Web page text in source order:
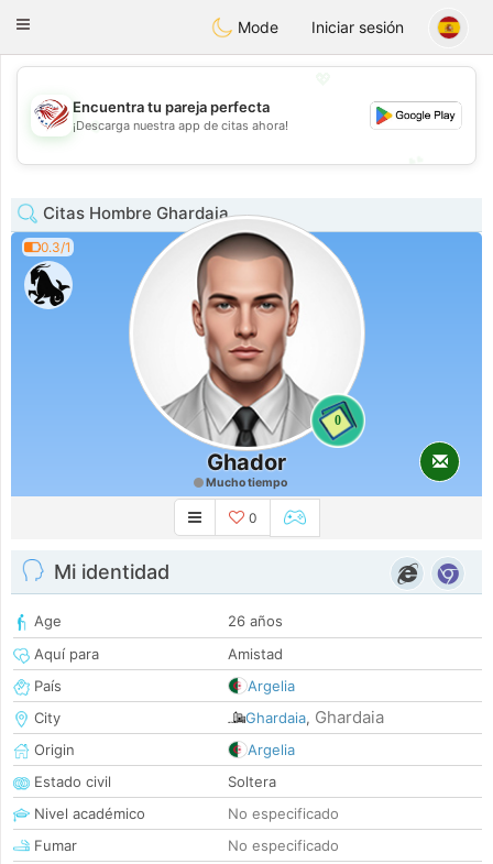
StatesDating
Toggle
Mode Iniciar sesión
💖
💕
Encuentra tu pareja perfecta
¡Descarga nuestra app de citas ahora!
Citas Hombre Ghardaia
0.3/1
0
Ghador
Mucho tiempo
0
Mi identidad
Age
26 años
Aquí para
Amistad
País
Argelia
City
Ghardaia, Ghardaia
Origin
Argelia
Estado civil
Soltera
Nivel académico
No especificado
Fumar
No especificado